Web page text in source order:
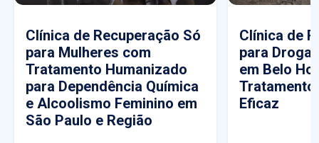
Clínica de Recuperação Só
para Mulheres com
Tratamento Humanizado
para Dependência Química
e Alcoolismo Feminino em
São Paulo e Região
Clínica de
para
em Belo
Tratamento
Eficaz